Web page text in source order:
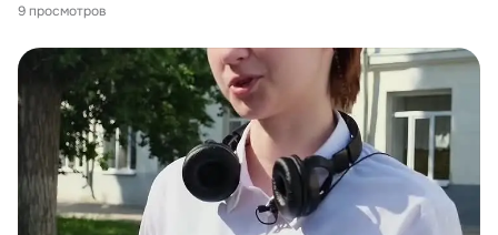
9 просмотров